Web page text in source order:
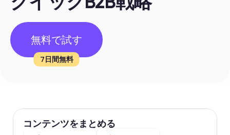
無料で試す
7日間無料
コンテンツをまとめる